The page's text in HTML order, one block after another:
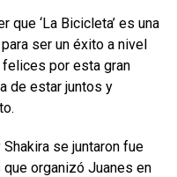
que ‘La Bicicleta’ es una
ser un éxito a nivel
por esta gran
de estar juntos y
se juntaron fue
organizó Juanes en